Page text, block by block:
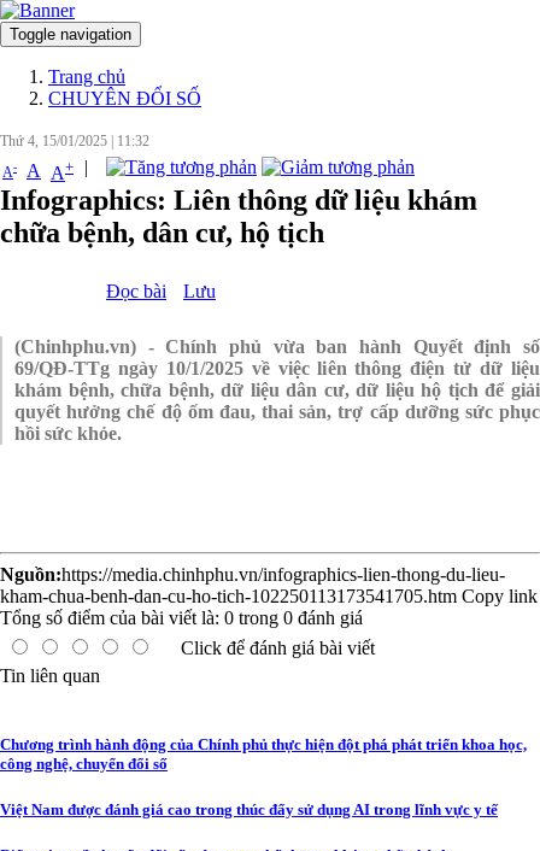
Toggle navigation
Trang chủ
CHUYÊN ĐỔI SỐ
Thứ 4, 15/01/2025
11:32
A- A A+ |
Infographics: Liên thông dữ liệu khám
chữa bệnh, dân cư, hộ tịch
Đọc bài Lưu
(Chinhphu.vn) - Chính phủ vừa ban hành Quyết định số
69/QĐ-TTg ngày 10/1/2025 về việc liên thông điện tử dữ liệu
khám bệnh, chữa bệnh, dữ liệu dân cư, dữ liệu hộ tịch để giải
quyết hưởng chế độ ốm đau, thai sản, trợ cấp dưỡng sức phục
hồi sức khỏe.
Nguồn:https://media.chinhphu.vn/infographics-lien-thong-du-lieu-
kham-chua-benh-dan-cu-ho-tich-102250113173541705.htm Copy link
Tổng số điểm của bài viết là: 0 trong 0 đánh giá
Click để đánh giá bài viết
Tin liên quan
Chương trình hành động của Chính phủ thực hiện đột phá phát triển khoa học,
công nghệ, chuyển đổi số
Việt Nam được đánh giá cao trong thúc đẩy sử dụng AI trong lĩnh vực y tế